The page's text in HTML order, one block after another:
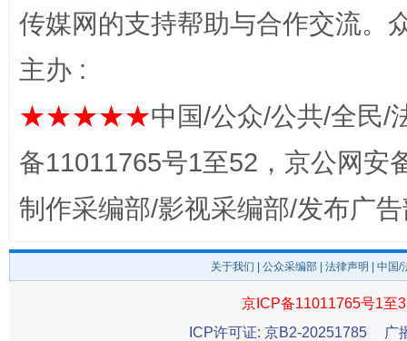
东山县通报“牛蛙产品抗生素超标问题” 法
传媒网的支持帮助与合作交流。
主办 :
★★★★★中国/公众/公共/全民/
备11011765号1至52，京公网安
制作采编部/影视采编部/发布广
关于我们 公众采编部 法律声明 | 中国
京ICP备11011765号1至
ICP许可证: 京B2-20251785
广